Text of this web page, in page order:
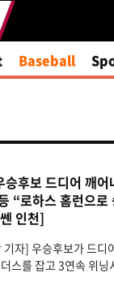
Baseball
승후보 드디어 깨어
“로하스 홈런으로
인천]
자] 우승후보가 드디
스를 잡고 3연속 위
9차전에